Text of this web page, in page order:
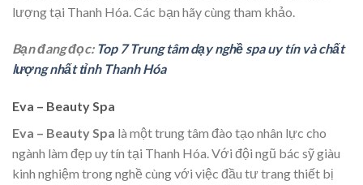
lượng tại Thanh Hóa. Các bạn hãy cùng tham khảo.
Bạn đang đọc: Top 7 Trung tâm dạy nghề spa uy tín và chất
lượng nhất tỉnh Thanh Hóa
Eva – Beauty Spa
Eva – Beauty Spa là một trung tâm đào tạo nhân lực cho
ngành làm đẹp uy tín tại Thanh Hóa. Với đội ngũ bác sỹ giàu
kinh nghiệm trong nghề cùng với việc đầu tư trang thiết bị